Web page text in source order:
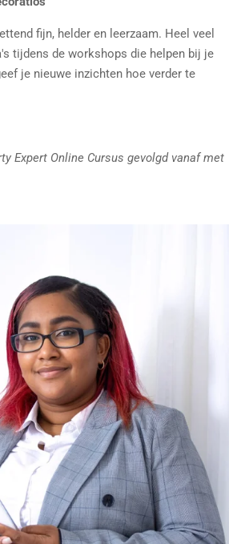
fijn, helder en leerzaam. Heel veel
tijdens de workshops die helpen bij je
je nieuwe inzichten hoe verder te
Expert Online Cursus gevolgd vanaf met